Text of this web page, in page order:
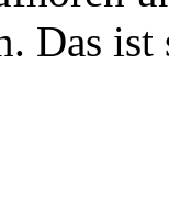
Das ist